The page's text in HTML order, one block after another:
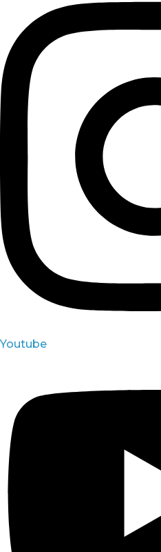
Youtube